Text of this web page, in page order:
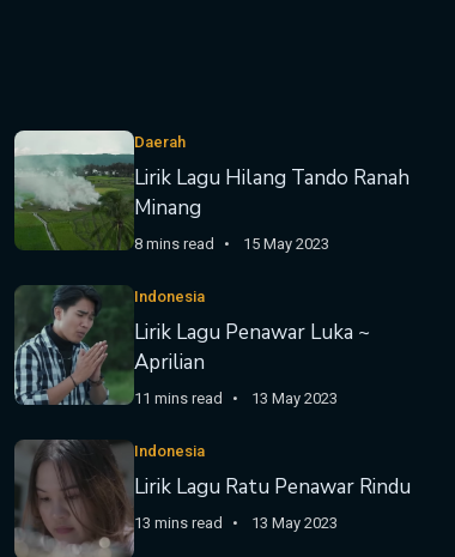
Daerah
Lirik Lagu Hilang Tando Ranah
Minang
8 mins read 15 May 2023
Indonesia
Lirik Lagu Penawar Luka ~
Aprilian
11 mins read 13 May 2023
Indonesia
Lirik Lagu Ratu Penawar Rindu
13 mins read 13 May 2023